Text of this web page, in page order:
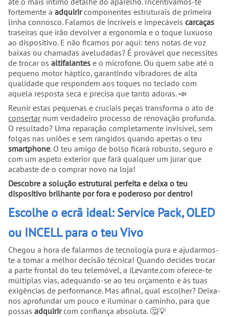
fortemente a adquirircomponentes estruturais de primeira
linha connosco. Falamos de incríveis e impecáveis carcaças
traseiras que irão devolver a ergonomia e o toque luxuoso
ao dispositivo. E não ficamos por aqui: tens notas de voz
baixas ou chamadas aveludadas? É provável que necessites
de trocar os altifalantes e o microfone. Ou quem sabe até o
pequeno motor háptico, garantindo vibradores de alta
qualidade que respondem aos toques no teclado com
aquela resposta seca e precisa que tanto adoras. 📣
Reunir estas pequenas e cruciais peças transforma o ato de
consertarnum verdadeiro processo de renovação profunda.
O resultado? Uma reparação completamente invisível, sem
folgas nas uniões e sem rangidos quando apertas o teu
smartphone. O teu amigo de bolso ficará robusto, seguro e
com um aspeto exterior que fará qualquer um jurar que
acabaste de o comprar novo na loja!
Descobre a solução estrutural perfeita e deixa o teu
dispositivo brilhante por fora e poderoso por dentro!
Escolhe o ecrã ideal: Service Pack, OLED
ou INCELL para o teu Vivo
Chegou a hora de falarmos de tecnologia pura e ajudarmos-
te a tomar a melhor decisão técnica! Quando decides trocar
a parte frontal do teu telemóvel, a iLevante.com oferece-te
múltiplas vias, adequando-se ao teu orçamento e às tuas
exigências de performance. Mas afinal, qual escolher? Deixa-
nos aprofundar um pouco e iluminar o caminho, para que
possas adquirircom confiança absoluta. 🤔💡